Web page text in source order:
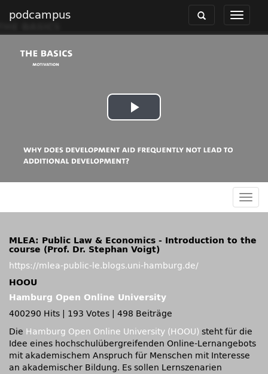
podcampus
Toggle
Toggle
navigation
Play
Video
MLEA: Public Law & Economics - Introduction to the
course (Prof. Dr. Stephan Voigt)
https://mlea-public-le.blogs.uni-hamburg.de/
HOOU
Hamburg Open Online University
400290 Hits
193 Votes
498 Beiträge
Die Hamburg Open Online University (HOOU) steht für die
Idee eines hochschulübergreifenden Online-Lernangebots
mit akademischem Anspruch für Menschen mit Interesse
an akademischer Bildung. Es sollen Lernszenarien